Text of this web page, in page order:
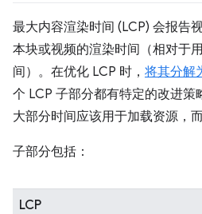
最大内容渲染时间 (LCP) 会报告
本块或视频的渲染时间（相对于
间）。在优化 LCP 时， 将其分解
个 LCP 子部分都有特定的改进策
大部分时间应该用于加载资源，
子部分包括：
LCP